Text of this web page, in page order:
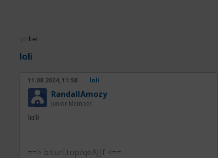
Filter
loli
11.08.2024, 11:58 loli
RandallAmozy
Junior Member
loli
==> biturl.top/qeAJJf <==